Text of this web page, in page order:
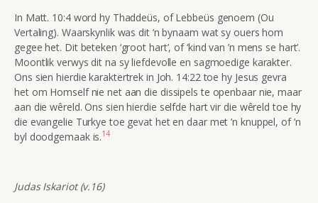
In Matt. 10:4 word hy Thaddeüs, of Lebbeüs genoem (Ou
Vertaling). Waarskynlik was dit ’n bynaam wat sy ouers hom
gegee het. Dit beteken ‘groot hart’, of ‘kind van ’n mens se hart’.
Moontlik verwys dit na sy liefdevolle en sagmoedige karakter.
Ons sien hierdie karaktertrek in Joh. 14:22 toe hy Jesus gevra
het om Homself nie net aan die dissipels te openbaar nie, maar
aan die wêreld. Ons sien hierdie selfde hart vir die wêreld toe hy
die evangelie Turkye toe gevat het en daar met ’n knuppel, of ’n
byl doodgemaak is.14
Judas Iskariot (v.16)